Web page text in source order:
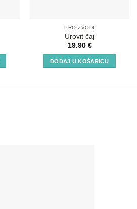
PROIZVODI
Urovit čaj
19.90 €
DODAJ U KOŠARICU